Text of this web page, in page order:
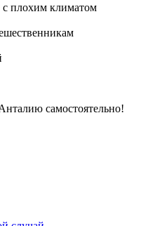
плохим климатом
самостоятельно!